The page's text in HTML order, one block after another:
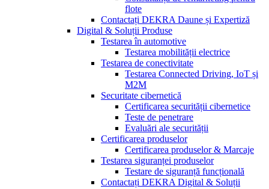
flote
Contactați DEKRA Daune și Expertiză
Digital & Soluții Produse
Testarea în automotive
Testarea mobilității electrice
Testarea de conectivitate
Testarea Connected Driving, IoT și
M2M
Securitate cibernetică
Certificarea securității cibernetice
Teste de penetrare
Evaluări ale securității
Certificarea produselor
Certificarea produselor & Marcaje
Testarea siguranței produselor
Testare de siguranță funcțională
Contactați DEKRA Digital & Soluții